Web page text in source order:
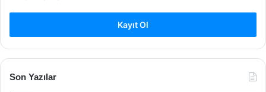
Kayıt Ol
Son Yazılar